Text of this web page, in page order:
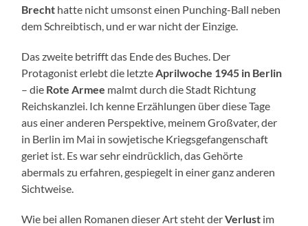
Brecht hatte nicht umsonst einen Punching-Ball neben
dem Schreibtisch, und er war nicht der Einzige.
Das zweite betrifft das Ende des Buches. Der
Protagonist erlebt die letzteAprilwoche 1945 in Berlin
– die Rote Armee malmt durch die Stadt Richtung
Reichskanzlei. Ich kenne Erzählungen über diese Tage
aus einer anderen Perspektive, meinem Großvater, der
in Berlin im Mai in sowjetische Kriegsgefangenschaft
geriet ist. Es war sehr eindrücklich, das Gehörte
abermals zu erfahren, gespiegelt in einer ganz anderen
Sichtweise.
Wie bei allen Romanen dieser Art steht derVerlust im